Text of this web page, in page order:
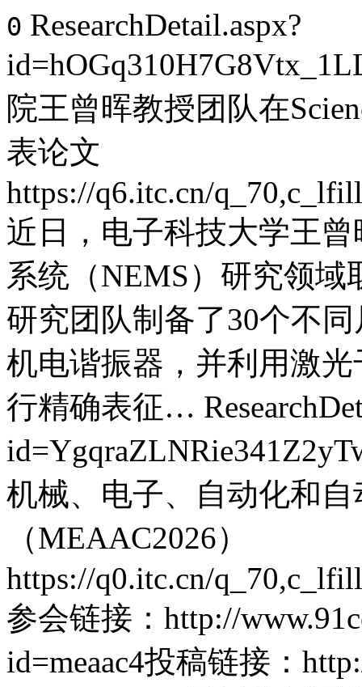
0 ResearchDetail.aspx?
院王曾晖教授团队在
表论文
https://q6.itc.cn/
近日，电子科技大学王
系统（NEMS）研究领
研究团队制备了30个不
机电谐振器，并利用激
行精确表征…
机械、电子、自动化和
（MEAAC2026）
https://q0.itc.cn/
参会链接：http://
id=meaac4投稿链接：